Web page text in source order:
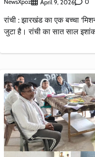
NewsXpoz April 9, 2026 0
रांची : झारखंड का एक बच्चा
जुटा है। रांची का सात साल